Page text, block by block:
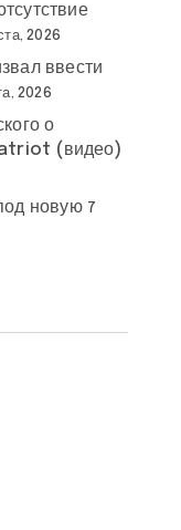
2026
ввести
2026
о
(видео)
новую 7